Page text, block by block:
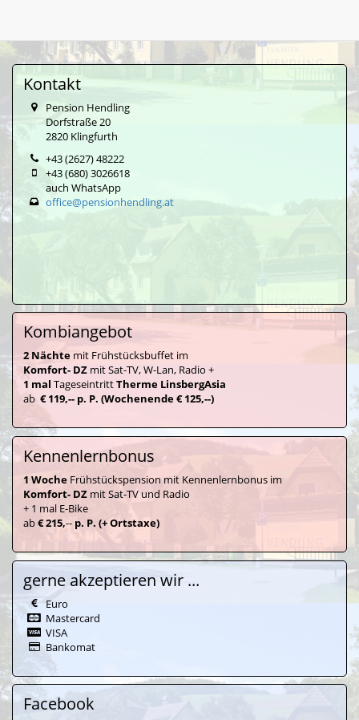
Kontakt
Pension Hendling
Dorfstraße 20
2820 Klingfurth
+43 (2627) 48222
+43 (680) 3026618
auch WhatsApp
office@pensionhendling.at
Kombiangebot
2 Nächte mit Frühstücksbuffet im
Komfort- DZ mit Sat-TV, W-Lan, Radio +
1 mal TageseintrittTherme LinsbergAsia
ab € 119,-- p. P. (Wochenende € 125,--)
Kennenlernbonus
1 Woche Frühstückspension mit Kennenlernbonus im
Komfort- DZ mit Sat-TV und Radio
+ 1 mal E-Bike
ab€ 215,-- p. P. (+ Ortstaxe)
gerne akzeptieren wir ...
Euro
Mastercard
VISA
Bankomat
Facebook